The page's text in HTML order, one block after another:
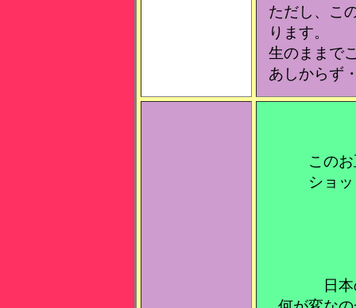
ただし、こ
ります。
生のままで
あしからず
この
ショ
日